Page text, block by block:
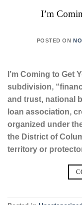
I’m
POSTED ON
I’m Coming to Get
subdivision,
and trust, national
loan association,
organized under
the District of
territory or